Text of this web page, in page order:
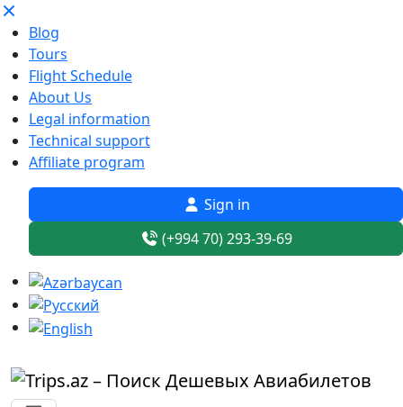
Blog
Tours
Flight Schedule
About Us
Legal information
Technical support
Affiliate program
Sign in
(+994 70) 293-39-69